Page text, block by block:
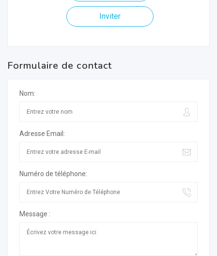
Inviter
Formulaire de contact
Nom:
Adresse Email:
Numéro de téléphone:
Message :